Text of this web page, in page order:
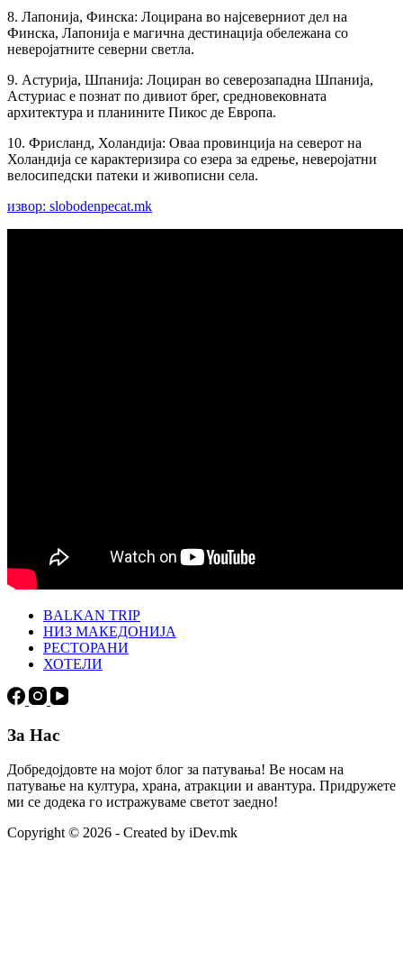
8. Лапонија, Финска: Лоцирана во најсеверниот дел на
Финска, Лапонија е магична дестинација обележана со
неверојатните северни светла.
9. Астурија, Шпанија: Лоциран во северозападна Шпанија,
Астуриас е познат по дивиот брег, средновековната
архитектура и планините Пикос де Европа.
10. Фрисланд, Холандија: Оваа провинција на северот на
Холандија се карактеризира со езера за едрење, неверојатни
велосипедски патеки и живописни села.
извор: slobodenpecat.mk
BALKAN TRIP
НИЗ МАКЕДОНИЈА
РЕСТОРАНИ
ХОТЕЛИ
За Нас
Добредојдовте на мојот блог за патувања! Ве носам на
патување на култура, храна, атракции и авантура. Придружете
ми се додека го истражуваме светот заедно!
Copyright © 2026 - Created by iDev.mk